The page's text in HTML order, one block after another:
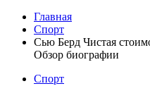
Главная
Спорт
Сью Берд Чистая
Обзор биографии
Спорт